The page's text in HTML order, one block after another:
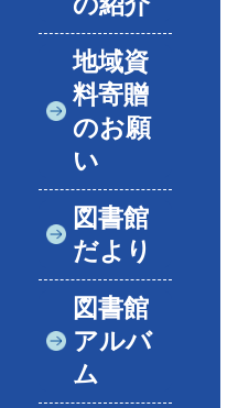
地域資
料寄贈
のお願
い
図書館
だより
図書館
アルバ
ム